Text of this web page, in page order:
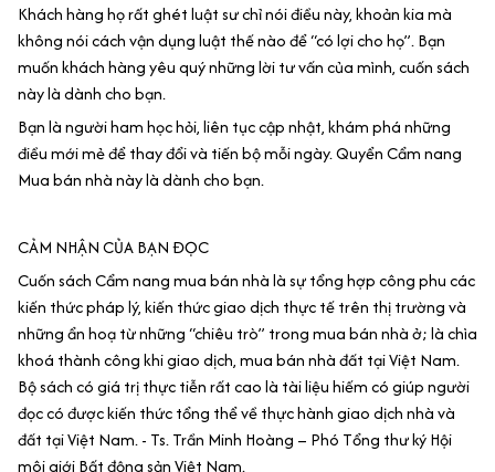
Khách hàng họ rất ghét luật sư chỉ nói điều này, khoản kia mà
không nói cách vận dụng luật thế nào để “có lợi cho họ”. Bạn
muốn khách hàng yêu quý những lời tư vấn của mình, cuốn sách
này là dành cho bạn.
Bạn là người ham học hỏi, liên tục cập nhật, khám phá những
điều mới mẻ để thay đổi và tiến bộ mỗi ngày. Quyển Cẩm nang
Mua bán nhà này là dành cho bạn.
CẢM NHẬN CỦA BẠN ĐỌC
Cuốn sách Cẩm nang mua bán nhà là sự tổng hợp công phu các
kiến thức pháp lý, kiến thức giao dịch thực tế trên thị trường và
những ẩn hoạ từ những “chiêu trò” trong mua bán nhà ở; là chìa
khoá thành công khi giao dịch, mua bán nhà đất tại Việt Nam.
Bộ sách có giá trị thực tiễn rất cao là tài liệu hiếm có giúp người
đọc có được kiến thức tổng thể về thực hành giao dịch nhà và
đất tại Việt Nam. - Ts. Trần Minh Hoàng – Phó Tổng thư ký Hội
môi giới Bất động sản Việt Nam.